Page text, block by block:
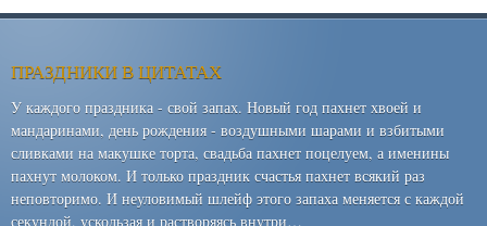
ПРАЗДНИКИ В ЦИТАТАХ
У каждого праздника - свой запах. Новый год пахнет хвоей и
мандаринами, день рождения - воздушными шарами и взбитыми
сливками на макушке торта, свадьба пахнет поцелуем, а именины
пахнут молоком. И только праздник счастья пахнет всякий раз
неповторимо. И неуловимый шлейф этого запаха меняется с каждой
секундой, ускользая и растворяясь внутри…